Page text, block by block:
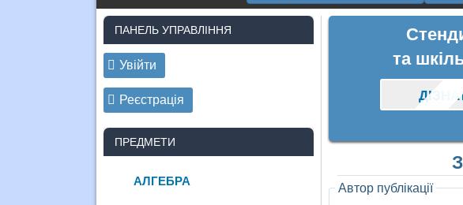
та
Автор публікації
ПАНЕЛЬ УПРАВЛІННЯ
Увійти
Реєстрація
ПРЕДМЕТИ
АЛГЕБРА